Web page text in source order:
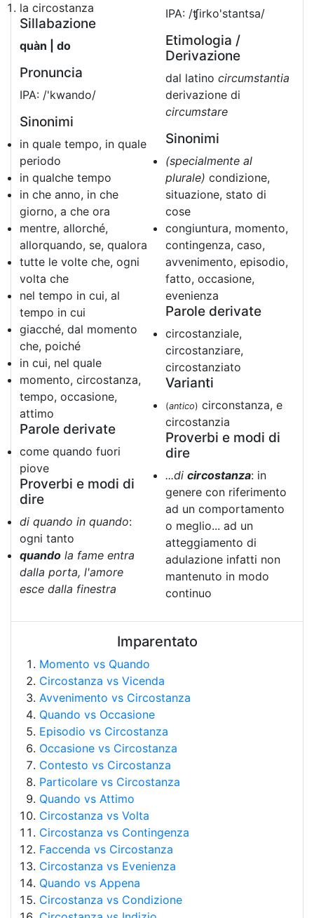
la circostanza
Sillabazione
quàn | do
Pronuncia
IPA: /'kwando/
Sinonimi
in quale tempo, in quale
periodo
in qualche tempo
in che anno, in che
giorno, a che ora
mentre, allorché,
allorquando, se, qualora
tutte le volte che, ogni
volta che
nel tempo in cui, al
tempo in cui
giacché, dal momento
che, poiché
in cui, nel quale
momento, circostanza,
tempo, occasione,
attimo
Parole derivate
come quando fuori
piove
Proverbi e modi di
dire
di quando in quando:
ogni tanto
quando la fame entra
dalla porta, l'amore
esce dalla finestra
IPA: /ʧirko'stantsa/
Etimologia /
Derivazione
dal latino circumstantia
derivazione di
circumstare
Sinonimi
(specialmente al
plurale) condizione,
situazione, stato di
cose
congiuntura, momento,
contingenza, caso,
avvenimento, episodio,
fatto, occasione,
evenienza
Parole derivate
circostanziale,
circostanziare,
circostanziato
Varianti
(antico) circonstanza, e
circostanzia
Proverbi e modi di
dire
...di circostanza: in
genere con riferimento
ad un comportamento
o meglio... ad un
atteggiamento di
adulazione infatti non
mantenuto in modo
continuo
Imparentato
Momento vs Quando
Circostanza vs Vicenda
Avvenimento vs Circostanza
Quando vs Occasione
Episodio vs Circostanza
Occasione vs Circostanza
Contesto vs Circostanza
Particolare vs Circostanza
Quando vs Attimo
Circostanza vs Volta
Circostanza vs Contingenza
Faccenda vs Circostanza
Circostanza vs Evenienza
Quando vs Appena
Circostanza vs Condizione